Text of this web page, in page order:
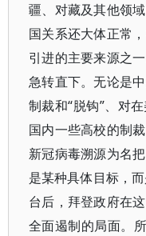
疆、对藏及其他领
国关系还大体正常
引进的主要来源之
急转直下。无论是
制裁和“脱钩”、对
国内一些高校的制
新冠病毒溯源为名
是某种具体目标，
台后，拜登政府在
全面遏制的局面。